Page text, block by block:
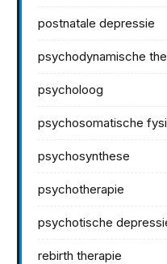
postnatale depressie
psychodynamische
psycholoog
psychosomatische
psychosynthese
psychotherapie
psychotische
rebirth therapie